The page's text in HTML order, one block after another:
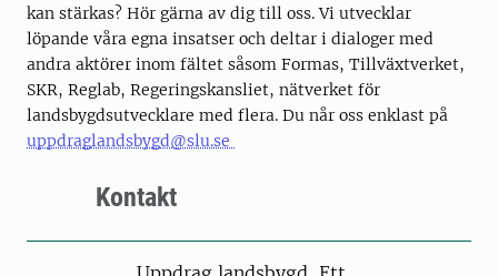
kan stärkas? Hör gärna av dig till oss. Vi utvecklar
löpande våra egna insatser och deltar i dialoger med
andra aktörer inom fältet såsom Formas, Tillväxtverket,
SKR, Reglab, Regeringskansliet, nätverket för
landsbygdsutvecklare med flera. Du når oss enklast på
uppdraglandsbygd@slu.se
Kontakt